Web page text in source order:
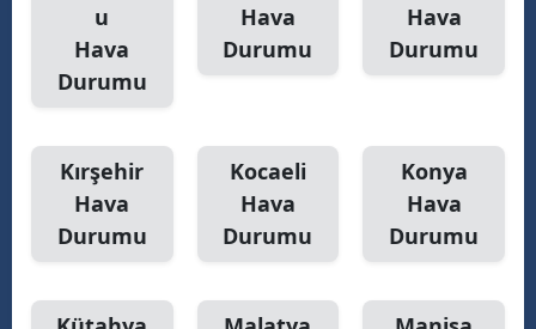
u
Hava
Durumu
Hava
Durumu
Hava
Durumu
Kırşehir
Hava
Durumu
Kocaeli
Hava
Durumu
Konya
Hava
Durumu